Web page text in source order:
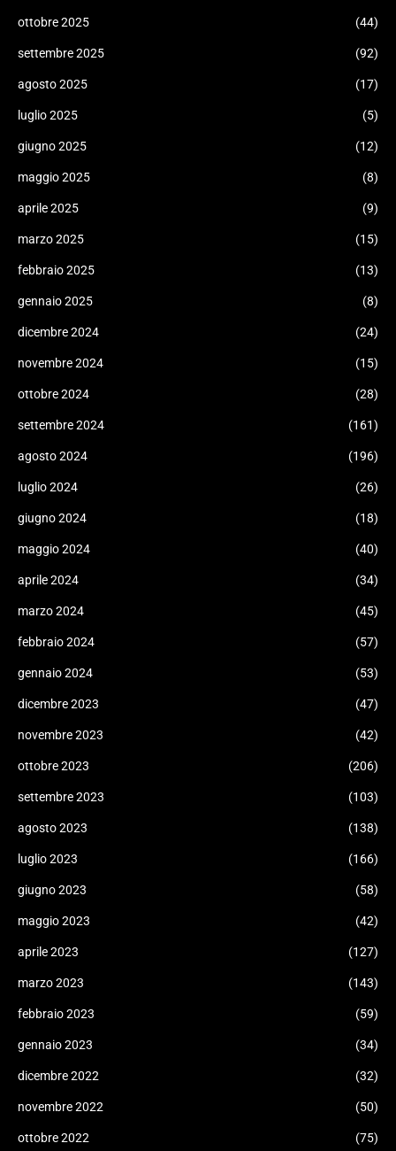
ottobre 2025 (44)
settembre 2025 (92)
agosto 2025 (17)
luglio 2025 (5)
giugno 2025 (12)
maggio 2025 (8)
aprile 2025 (9)
marzo 2025 (15)
febbraio 2025 (13)
gennaio 2025 (8)
dicembre 2024 (24)
novembre 2024 (15)
ottobre 2024 (28)
settembre 2024 (161)
agosto 2024 (196)
luglio 2024 (26)
giugno 2024 (18)
maggio 2024 (40)
aprile 2024 (34)
marzo 2024 (45)
febbraio 2024 (57)
gennaio 2024 (53)
dicembre 2023 (47)
novembre 2023 (42)
ottobre 2023 (206)
settembre 2023 (103)
agosto 2023 (138)
luglio 2023 (166)
giugno 2023 (58)
maggio 2023 (42)
aprile 2023 (127)
marzo 2023 (143)
febbraio 2023 (59)
gennaio 2023 (34)
dicembre 2022 (32)
novembre 2022 (50)
ottobre 2022 (75)